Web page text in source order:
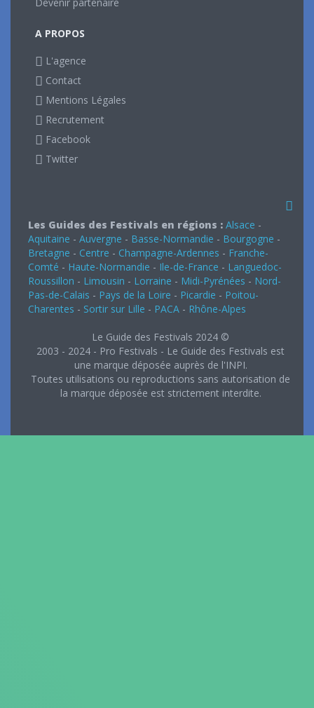
A PROPOS
L'agence
Contact
Mentions Légales
Recrutement
Facebook
Twitter
Les Guides des Festivals en régions : Alsace -
Aquitaine - Auvergne - Basse-Normandie - Bourgogne -
Bretagne - Centre - Champagne-Ardennes - Franche-
Comté - Haute-Normandie - Ile-de-France - Languedoc-
Roussillon - Limousin - Lorraine - Midi-Pyrénées - Nord-
Pas-de-Calais - Pays de la Loire - Picardie - Poitou-
Charentes - Sortir sur Lille - PACA - Rhône-Alpes
Le Guide des Festivals 2024 ©
2003 - 2024 - Pro Festivals - Le Guide des Festivals est
une marque déposée auprès de l'INPI.
Toutes utilisations ou reproductions sans autorisation de
la marque déposée est strictement interdite.